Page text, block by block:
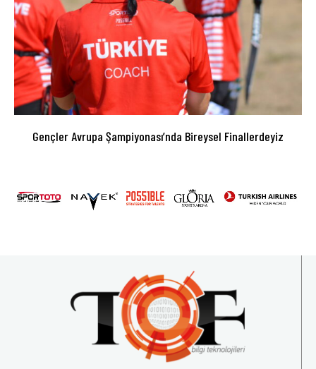
Gençler Avrupa Şampiyonası’nda Bireysel Finallerdeyiz